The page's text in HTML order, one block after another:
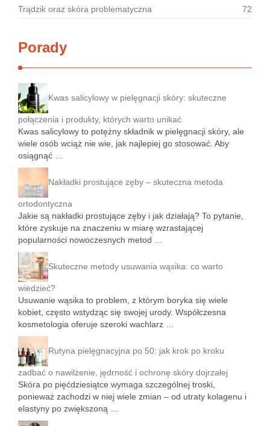
Trądzik oraz skóra problematyczna 72
Porady
Kwas salicylowy w pielęgnacji skóry: skuteczne
połączenia i produkty, których warto unikać
Kwas salicylowy to potężny składnik w pielęgnacji skóry, ale
wiele osób wciąż nie wie, jak najlepiej go stosować. Aby
osiągnąć …
Nakładki prostujące zęby – skuteczna metoda
ortodontyczna
Jakie są nakładki prostujące zęby i jak działają? To pytanie,
które zyskuje na znaczeniu w miarę wzrastającej
popularności nowoczesnych metod …
Skuteczne metody usuwania wąsika: co warto
wiedzieć?
Usuwanie wąsika to problem, z którym boryka się wiele
kobiet, często wstydząc się swojej urody. Współczesna
kosmetologia oferuje szeroki wachlarz …
Rutyna pielęgnacyjna po 50: jak krok po kroku
zadbać o nawilżenie, jędrność i ochronę skóry dojrzałej
Skóra po pięćdziesiątce wymaga szczególnej troski,
ponieważ zachodzi w niej wiele zmian – od utraty kolagenu i
elastyny po zwiększoną …